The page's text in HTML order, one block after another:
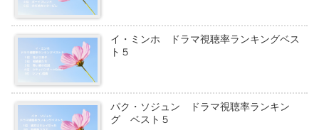
イ・ミンホ ドラマ視聴率ランキングベス
ト５
パク・ソジュン ドラマ視聴率ランキン
グ ベスト５